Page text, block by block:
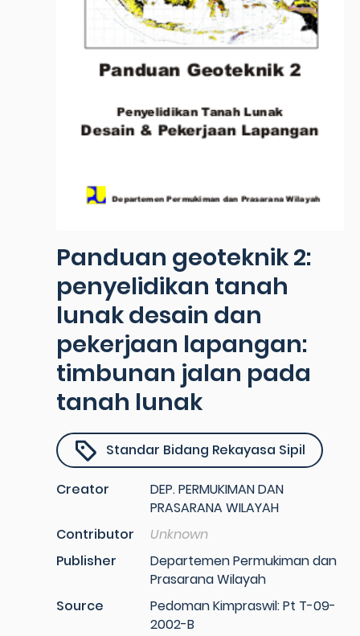
Panduan geoteknik 2:
penyelidikan tanah
lunak desain dan
pekerjaan lapangan:
timbunan jalan pada
tanah lunak
Standar Bidang Rekayasa Sipil
Creator
DEP. PERMUKIMAN DAN
PRASARANA WILAYAH
Contributor
Unknown
Publisher
Departemen Permukiman dan
Prasarana Wilayah
Source
Pedoman Kimpraswil: Pt T-09-
2002-B